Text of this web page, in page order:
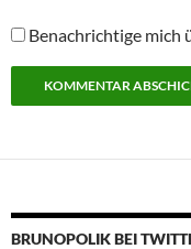
Benachrichtige mich
BRUNOPOLIK BEI